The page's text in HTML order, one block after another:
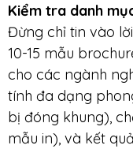
Kiểm tra danh
Đừng chỉ tin vào
10-15 mẫu
cho các ngành
tính đa dạng
bị đóng khung),
mẫu in), và kết